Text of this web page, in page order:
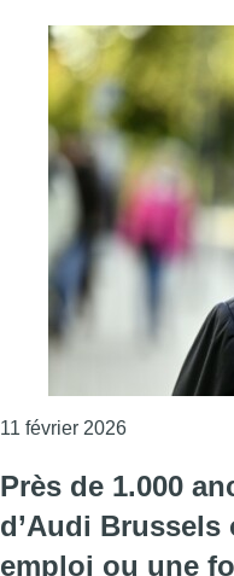
11 février 2026Consulter
Près de 1.000
d’Audi
emploi ou une